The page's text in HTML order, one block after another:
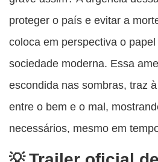
proteger o país e evitar a
coloca em perspectiva o
sociedade moderna. Essa
escondida nas sombras, traz
entre o bem e o mal,
necessários, mesmo em